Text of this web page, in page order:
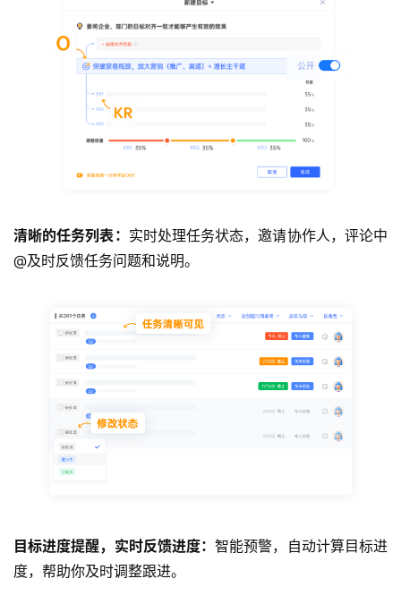
清晰的任务列表： 实时处理任务状态，邀请协作人，评论中
@及时反馈任务问题和说明。
目标进度提醒，实时反馈进度：智能预警，自动计算目标进
度，帮助你及时调整跟进。